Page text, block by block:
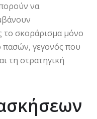
να
το σκοράρισμα μόνο
πασών, γεγονός που
τη στρατηγική